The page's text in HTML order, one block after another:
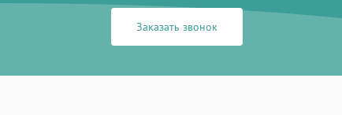
Заказать звонок